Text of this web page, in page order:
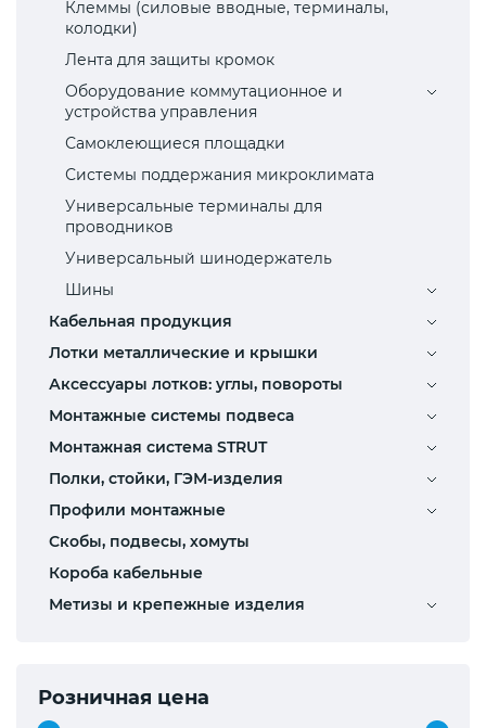
Клеммы (силовые вводные, терминалы,
колодки)
Лента для защиты кромок
Оборудование коммутационное и
устройства управления
Самоклеющиеся площадки
Системы поддержания микроклимата
Универсальные терминалы для
проводников
Универсальный шинодержатель
Шины
Кабельная продукция
Лотки металлические и крышки
Аксессуары лотков: углы, повороты
Монтажные системы подвеса
Монтажная система STRUT
Полки, стойки, ГЭМ-изделия
Профили монтажные
Скобы, подвесы, хомуты
Короба кабельные
Метизы и крепежные изделия
Розничная цена